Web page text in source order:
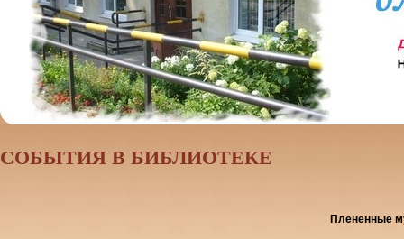
CОБЫТИЯ В БИБЛИОТЕКЕ
Плененные